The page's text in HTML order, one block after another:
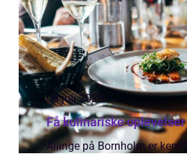
08 juli 2025
Få kulinariske
Allinge på Bornholm er